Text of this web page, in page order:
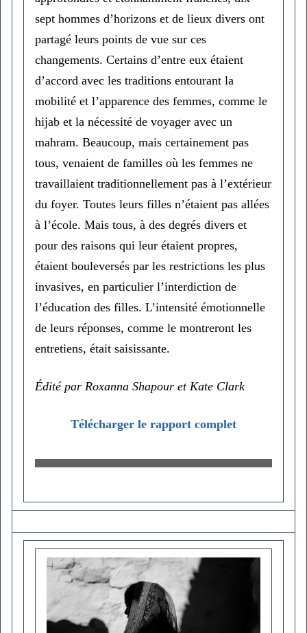
sept hommes d’horizons et de lieux divers ont
partagé leurs points de vue sur ces
changements. Certains d’entre eux étaient
d’accord avec les traditions entourant la
mobilité et l’apparence des femmes, comme le
hijab et la nécessité de voyager avec un
mahram. Beaucoup, mais certainement pas
tous, venaient de familles où les femmes ne
travaillaient traditionnellement pas à l’extérieur
du foyer. Toutes leurs filles n’étaient pas allées
à l’école. Mais tous, à des degrés divers et
pour des raisons qui leur étaient propres,
étaient bouleversés par les restrictions les plus
invasives, en particulier l’interdiction de
l’éducation des filles. L’intensité émotionnelle
de leurs réponses, comme le montreront les
entretiens, était saisissante.
Édité par Roxanna Shapour et Kate Clark
Télécharger le rapport complet